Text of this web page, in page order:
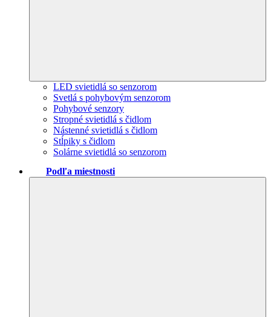
LED svietidlá so senzorom
Svetlá s pohybovým senzorom
Pohybové senzory
Stropné svietidlá s čidlom
Nástenné svietidlá s čidlom
Stĺpiky s čidlom
Solárne svietidlá so senzorom
Podľa miestnosti